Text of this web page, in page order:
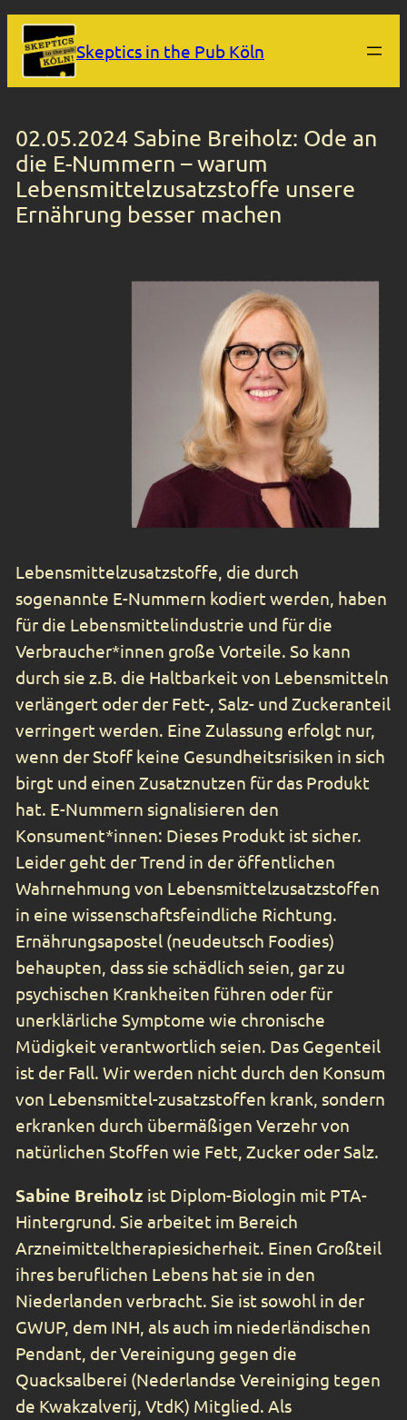
Zum
Inhalt
springen
Skeptics in the Pub Köln
02.05.2024 Sabine Breiholz: Ode an
die E-Nummern – warum
Lebensmittelzusatzstoffe unsere
Ernährung besser machen
Lebensmittelzusatzstoffe, die durch
sogenannte E-Nummern kodiert werden, haben
für die Lebensmittelindustrie und für die
Verbraucher*innen große Vorteile. So kann
durch sie z.B. die Haltbarkeit von Lebensmitteln
verlängert oder der Fett-, Salz- und Zuckeranteil
verringert werden. Eine Zulassung erfolgt nur,
wenn der Stoff keine Gesundheitsrisiken in sich
birgt und einen Zusatznutzen für das Produkt
hat. E-Nummern signalisieren den
Konsument*innen: Dieses Produkt ist sicher.
Leider geht der Trend in der öffentlichen
Wahrnehmung von Lebensmittelzusatzstoffen
in eine wissenschaftsfeindliche Richtung.
Ernährungsapostel (neudeutsch Foodies)
behaupten, dass sie schädlich seien, gar zu
psychischen Krankheiten führen oder für
unerklärliche Symptome wie chronische
Müdigkeit verantwortlich seien. Das Gegenteil
ist der Fall. Wir werden nicht durch den Konsum
von Lebensmittel-zusatzstoffen krank, sondern
erkranken durch übermäßigen Verzehr von
natürlichen Stoffen wie Fett, Zucker oder Salz.
Sabine Breiholz ist Diplom-Biologin mit PTA-
Hintergrund. Sie arbeitet im Bereich
Arzneimitteltherapiesicherheit. Einen Großteil
ihres beruflichen Lebens hat sie in den
Niederlanden verbracht. Sie ist sowohl in der
GWUP, dem INH, als auch im niederländischen
Pendant, der Vereinigung gegen die
Quacksalberei (Nederlandse Vereiniging tegen
de Kwakzalverij, VtdK) Mitglied. Als